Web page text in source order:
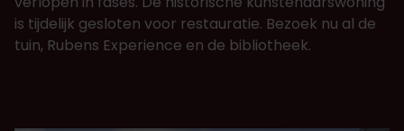
Nieuwsbrief
Over ons
is tijdelijk gesloten voor restauratie. Bezoek nu al de
tuin, Rubens Experience en de bibliotheek.